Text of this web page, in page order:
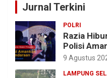
Jurnal Terkini
POLRI
Razia
Polisi
9 Agustus
LAMPUNG